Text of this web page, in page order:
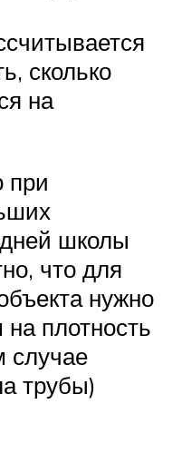
сколько
на
при
школы
что для
нужно
плотность
случае
трубы)